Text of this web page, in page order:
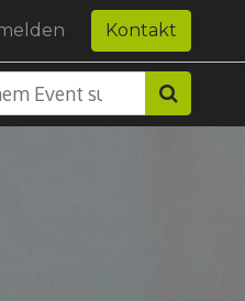
Kontakt